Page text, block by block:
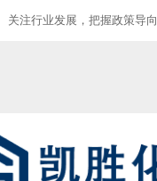
关注行业发展，把握政策导向